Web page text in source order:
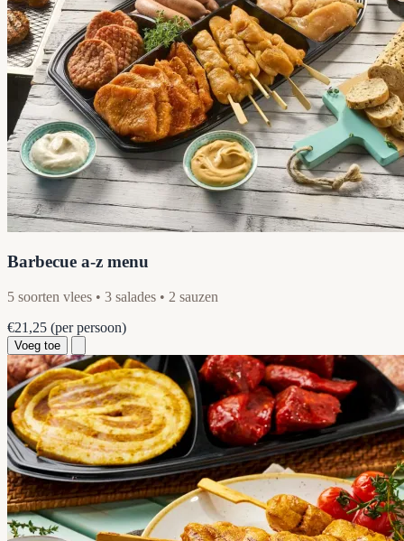
Barbecue a-z menu
5 soorten vlees • 3 salades • 2 sauzen
€21,25 (per persoon)
Voeg toe